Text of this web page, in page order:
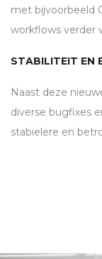
met bijvoorbeeld
workflows verder
STABILITEIT EN
Naast deze
diverse bugfixes
stabielere en